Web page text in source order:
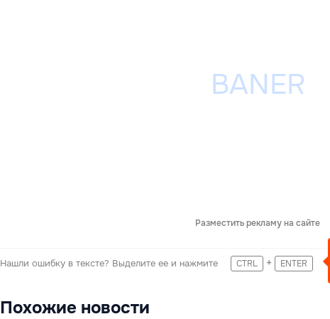
Разместить рекламу на сайте
Нашли ошибку в тексте? Выделите ее и нажмите CTRL + ENTER
Похожие новости